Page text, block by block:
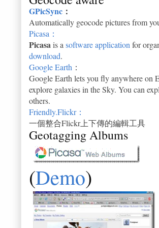
GPicSync ：
Automatically geocode pictures from
Picasa：
Picasa is a software application for
download.
Google Earth ：
Google Earth lets you fly anywhere on
explore galaxies in the Sky. You can
others.
Friendly.Flickr：
一個整合Flickr上下傳的編輯工具
Geotagging Albums
(Demo)